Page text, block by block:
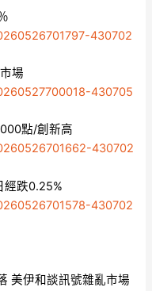
430702
場
430705
點/創新高
430702
經跌0.25%
430702
美伊和談訊號雜亂市場